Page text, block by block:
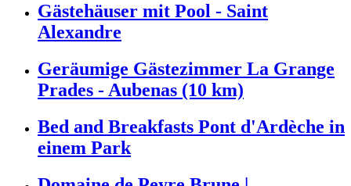
Gästehäuser mit Pool - Saint
Alexandre
Geräumige Gästezimmer La Grange
Prades - Aubenas (10 km)
Bed and Breakfasts Pont d'Ardèche in
einem Park